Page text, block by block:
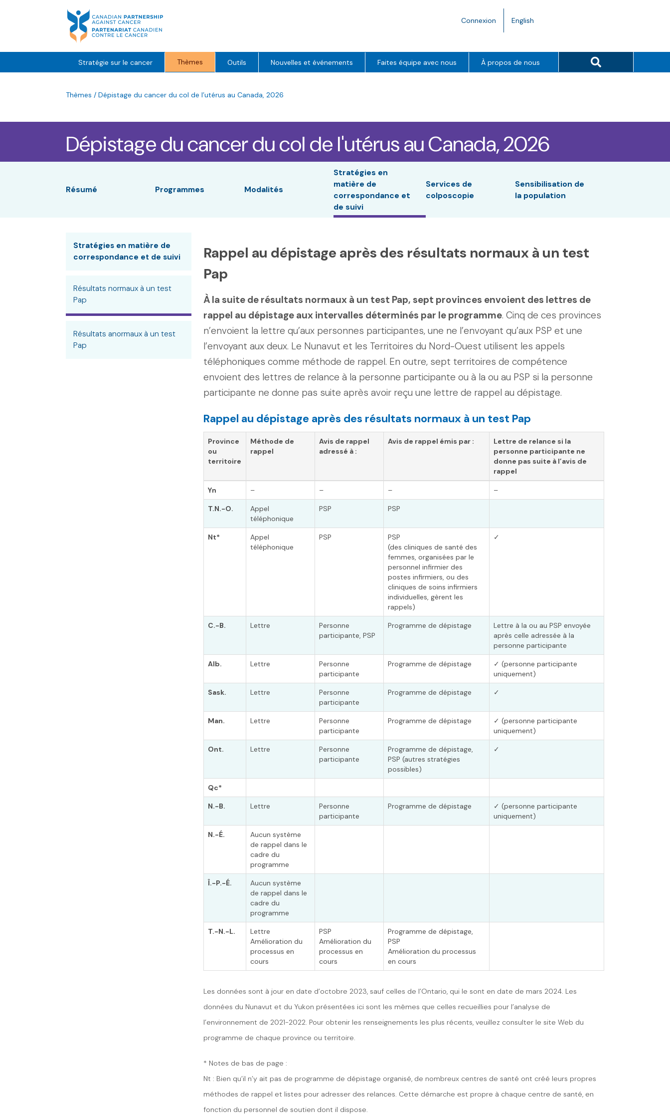
Connexion English
Stratégie sur le cancer Thèmes Outils Nouvelles et événements Faites équipe avec nous À propos de nous Search button
Thèmes / Dépistage du cancer du col de l’utérus au Canada, 2026
Dépistage du cancer du col de l'utérus au Canada, 2026
Résumé Programmes Modalités
Stratégies en
matière de
correspondance et
de suivi
Services de
colposcopie
Sensibilisation de
la population
Stratégies en matière de
correspondance et de suivi
Résultats normaux à un test
Pap
Résultats anormaux à un test
Pap
Rappel au dépistage après des résultats normaux à un test
Pap
À la suite de résultats normaux à un test Pap, sept provinces envoient des lettres de
rappel au dépistage aux intervalles déterminés par le programme. Cinq de ces provinces
n’envoient la lettre qu’aux personnes participantes, une ne l’envoyant qu’aux PSP et une
l’envoyant aux deux. Le Nunavut et les Territoires du Nord-Ouest utilisent les appels
téléphoniques comme méthode de rappel. En outre, sept territoires de compétence
envoient des lettres de relance à la personne participante ou à la ou au PSP si la personne
participante ne donne pas suite après avoir reçu une lettre de rappel au dépistage.
Rappel au dépistage après des résultats normaux à un test Pap
Province
ou
territoire
Méthode de
rappel
Avis de rappel
adressé à :
Avis de rappel émis par : Lettre de relance si la
personne participante ne
donne pas suite à l’avis de
rappel
Yn – – – –
T.N.-O.
Appel
téléphonique
PSP PSP
Nt*
Appel
téléphonique
PSP
PSP
(des cliniques de santé des
femmes, organisées par le
personnel infirmier des
postes infirmiers, ou des
cliniques de soins infirmiers
individuelles, gèrent les
rappels)
✓
C.-B. Lettre
Personne
participante, PSP
Programme de dépistage
Lettre à la ou au PSP envoyée
après celle adressée à la
personne participante
Alb. Lettre
Personne
participante
Programme de dépistage
✓ (personne participante
uniquement)
Sask. Lettre
Personne
participante
Programme de dépistage ✓
Man. Lettre
Personne
participante
Programme de dépistage
✓ (personne participante
uniquement)
Ont. Lettre
Personne
participante
Programme de dépistage,
PSP (autres stratégies
possibles)
✓
Qc*
N.-B. Lettre
Personne
participante
Programme de dépistage
✓ (personne participante
uniquement)
N.-É.
Aucun système
de rappel dans le
cadre du
programme
Î.-P.-É.
Aucun système
de rappel dans le
cadre du
programme
T.-N.-L.
Lettre
Amélioration du
processus en
cours
PSP
Amélioration du
processus en
cours
Programme de dépistage,
PSP
Amélioration du processus
en cours
Les données sont à jour en date d’octobre 2023, sauf celles de l’Ontario, qui le sont en date de mars 2024. Les
données du Nunavut et du Yukon présentées ici sont les mêmes que celles recueillies pour l’analyse de
l’environnement de 2021-2022. Pour obtenir les renseignements les plus récents, veuillez consulter le site Web du
programme de chaque province ou territoire.
* Notes de bas de page :
Nt : Bien qu’il n’y ait pas de programme de dépistage organisé, de nombreux centres de santé ont créé leurs propres
méthodes de rappel et listes pour adresser des relances. Cette démarche est propre à chaque centre de santé, en
fonction du personnel de soutien dont il dispose.